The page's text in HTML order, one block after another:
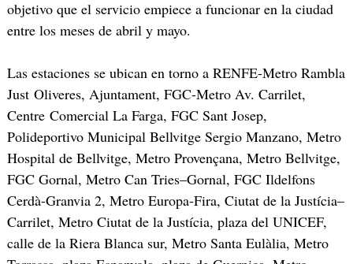
objetivo que el servicio empiece a funcionar en la ciudad
entre los meses de abril y mayo.
Las estaciones se ubican en torno a RENFE-Metro Rambla
Just Oliveres, Ajuntament, FGC-Metro Av. Carrilet,
Centre Comercial La Farga, FGC Sant Josep,
Polideportivo Municipal Bellvitge Sergio Manzano, Metro
Hospital de Bellvitge, Metro Provençana, Metro Bellvitge,
FGC Gornal, Metro Can Tries–Gornal, FGC Ildelfons
Cerdà-Granvia 2, Metro Europa-Fira, Ciutat de la Justícia–
Carrilet, Metro Ciutat de la Justícia, plaza del UNICEF,
calle de la Riera Blanca sur, Metro Santa Eulàlia, Metro